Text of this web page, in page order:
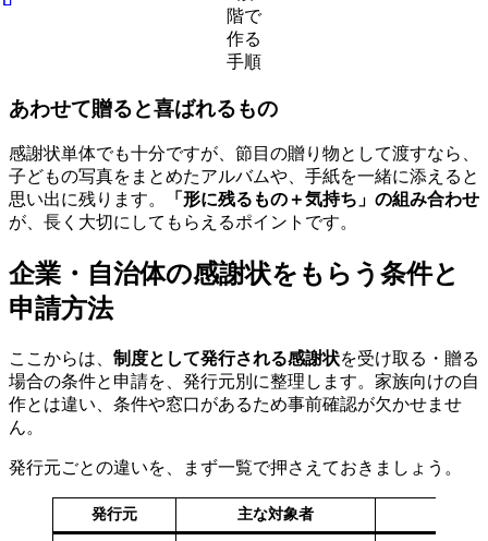
階で
作る
手順
あわせて贈ると喜ばれるもの
感謝状単体でも十分ですが、節目の贈り物として渡すなら、
子どもの写真をまとめたアルバムや、手紙を一緒に添えると
思い出に残ります。
「形に残るもの＋気持ち」の組み合わせ
が、長く大切にしてもらえるポイントです。
企業・自治体の感謝状をもらう条件と
申請方法
ここからは、 制度として発行される感謝状を受け取る・贈る
場合の条件と申請を、発行元別に整理します。家族向けの自
作とは違い、条件や窓口があるため事前確認が欠かせませ
ん。
発行元ごとの違いを、まず一覧で押さえておきましょう。
発行元 主な対象者